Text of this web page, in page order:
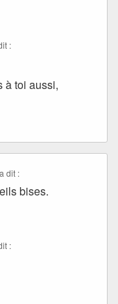
:
à toi aussi,
a dit :
bises.
: